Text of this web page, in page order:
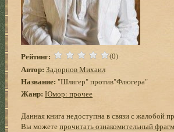
Рейтинг: (0)
Автор: Задорнов Михаил
Название: "Шлягер" против"Флюгера"
Жанр: Юмор: прочее
Данная книга недоступна в связи с жалобой
Вы можетепрочитать ознакомительный